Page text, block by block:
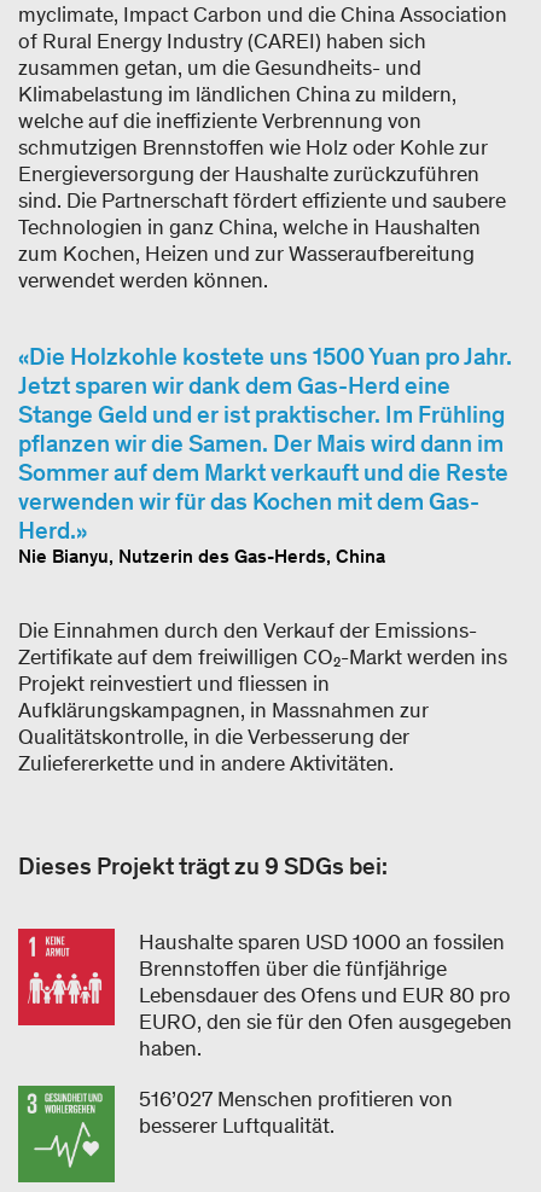
myclimate, Impact Carbon und die China Association
of Rural Energy Industry (CAREI) haben sich
zusammen getan, um die Gesundheits- und
Klimabelastung im ländlichen China zu mildern,
welche auf die ineffiziente Verbrennung von
schmutzigen Brennstoffen wie Holz oder Kohle zur
Energieversorgung der Haushalte zurückzuführen
sind. Die Partnerschaft fördert effiziente und saubere
Technologien in ganz China, welche in Haushalten
zum Kochen, Heizen und zur Wasseraufbereitung
verwendet werden können.
Die Holzkohle kostete uns 1500 Yuan pro Jahr.
Jetzt sparen wir dank dem Gas-Herd eine
Stange Geld und er ist praktischer. Im Frühling
pflanzen wir die Samen. Der Mais wird dann im
Sommer auf dem Markt verkauft und die Reste
verwenden wir für das Kochen mit dem Gas-
Herd.
Nie Bianyu, Nutzerin des Gas-Herds, China
Die Einnahmen durch den Verkauf der Emissions-
Zertifikate auf dem freiwilligen CO₂-Markt werden ins
Projekt reinvestiert und fliessen in
Aufklärungskampagnen, in Massnahmen zur
Qualitätskontrolle, in die Verbesserung der
Zuliefererkette und in andere Aktivitäten.
Dieses Projekt trägt zu 9 SDGs bei:
Haushalte sparen USD 1000 an fossilen
Brennstoffen über die fünfjährige
Lebensdauer des Ofens und EUR 80 pro
EURO, den sie für den Ofen ausgegeben
haben.
516’027 Menschen profitieren von
besserer Luftqualität.